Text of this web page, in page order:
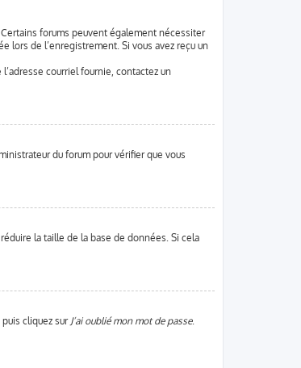
forums peuvent également nécessiter
lors de l’enregistrement. Si vous avez reçu un
courriel fournie, contactez un
du forum pour vérifier que vous
la taille de la base de données. Si cela
cliquez sur J’ai oublié mon mot de passe.